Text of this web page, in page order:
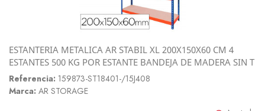
ESTANTERIA METALICA AR STABIL XL 200X150X60 CM 4
ESTANTES 500 KG POR ESTANTE BANDEJA DE MADERA SIN T
Referencia: 159873-ST18401-/15J408
Marca: AR STORAGE